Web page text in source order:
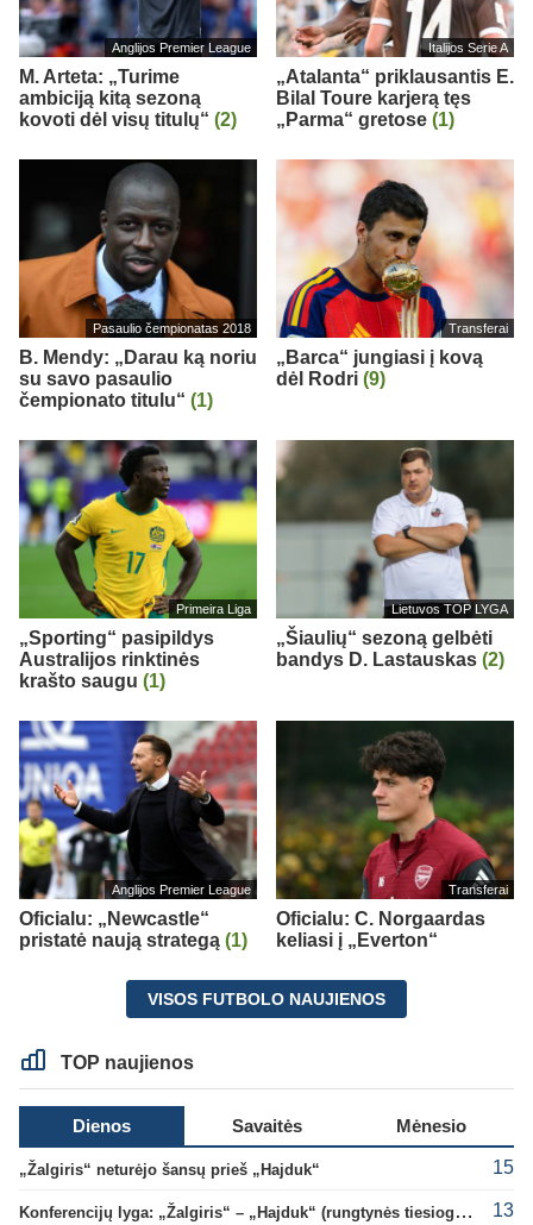
Anglijos Premier League
M. Arteta: „Turime
ambiciją kitą sezoną
kovoti dėl visų titulų“ (2)
Italijos Serie A
„Atalanta“ priklausantis E.
Bilal Toure karjerą tęs
„Parma“ gretose (1)
Pasaulio čempionatas 2018
B. Mendy: „Darau ką noriu
su savo pasaulio
čempionato titulu“ (1)
Transferai
„Barca“ jungiasi į kovą
dėl Rodri (9)
Primeira Liga
„Sporting“ pasipildys
Australijos rinktinės
krašto saugu (1)
Lietuvos TOP LYGA
„Šiaulių“ sezoną gelbėti
bandys D. Lastauskas (2)
Anglijos Premier League
Oficialu: „Newcastle“
pristatė naują strategą (1)
Transferai
Oficialu: C. Norgaardas
keliasi į „Everton“
VISOS FUTBOLO NAUJIENOS
TOP naujienos
Dienos Savaitės Mėnesio
„Žalgiris“ neturėjo šansų prieš „Hajduk“ 15
Konferencijų lyga: „Žalgiris“ – „Hajduk“ (rungtynės tiesiogiai) 13